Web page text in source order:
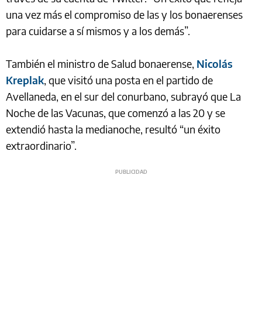
una vez más el compromiso de las y los bonaerenses
para cuidarse a sí mismos y a los demás”.
También el ministro de Salud bonaerense, Nicolás
Kreplak, que visitó una posta en el partido de
Avellaneda, en el sur del conurbano, subrayó que La
Noche de las Vacunas, que comenzó a las 20 y se
extendió hasta la medianoche, resultó “un éxito
extraordinario”.